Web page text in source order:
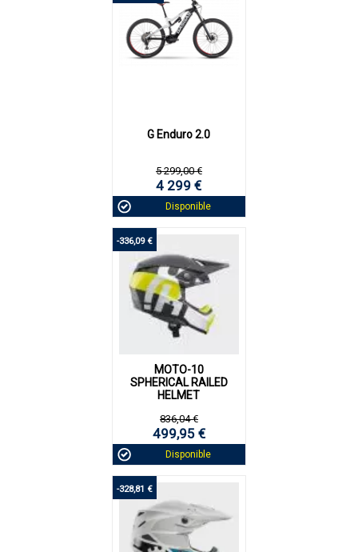
G Enduro 2.0
5 299,00 €
4 299 €
Disponible
-336,09 €
MOTO-10
SPHERICAL RAILED
HELMET
836,04 €
499,95 €
Disponible
-328,81 €